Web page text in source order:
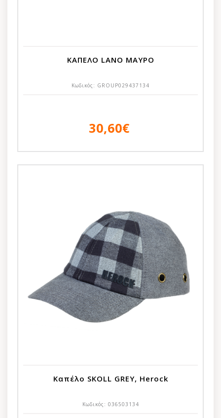
ΚΑΠΕΛΟ LANO ΜΑΥΡΟ
Κωδικός: GROUP029437134
30,60€
Καπέλο SKOLL GREY, Ηerock
Κωδικός: 036503134